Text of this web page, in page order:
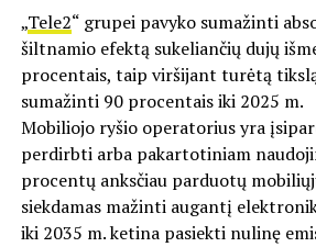
„Tele2“ grupei pavyko sumažinti
šiltnamio efektą sukeliančių dujų
procentais, taip viršijant turėtą
sumažinti 90 procentais iki 2025 m.
Mobiliojo ryšio operatorius yra
perdirbti arba pakartotiniam
procentų anksčiau parduotų
siekdamas mažinti augantį
iki 2035 m. ketina pasiekti nulinę